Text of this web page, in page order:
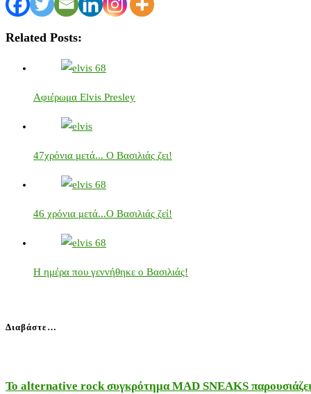
Related Posts:
Αφιέρωμα Elvis Presley
47χρόνια μετά... Ο Βασιλιάς ζει!
46 χρόνια μετά...Ο Βασιλιάς ζεί!
Η ημέρα που γεννήθηκε ο Βασιλιάς!
Διαβάστε…
Το alternative rock συγκρότημα MAD SNEAKS